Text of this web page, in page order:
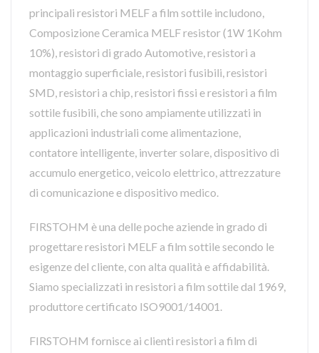
principali resistori MELF a film sottile includono,
Composizione Ceramica MELF resistor (1W 1Kohm
10%), resistori di grado Automotive, resistori a
montaggio superficiale, resistori fusibili, resistori
SMD, resistori a chip, resistori fissi e resistori a film
sottile fusibili, che sono ampiamente utilizzati in
applicazioni industriali come alimentazione,
contatore intelligente, inverter solare, dispositivo di
accumulo energetico, veicolo elettrico, attrezzature
di comunicazione e dispositivo medico.
FIRSTOHM è una delle poche aziende in grado di
progettare resistori MELF a film sottile secondo le
esigenze del cliente, con alta qualità e affidabilità.
Siamo specializzati in resistori a film sottile dal 1969,
produttore certificato ISO9001/14001.
FIRSTOHM fornisce ai clienti resistori a film di